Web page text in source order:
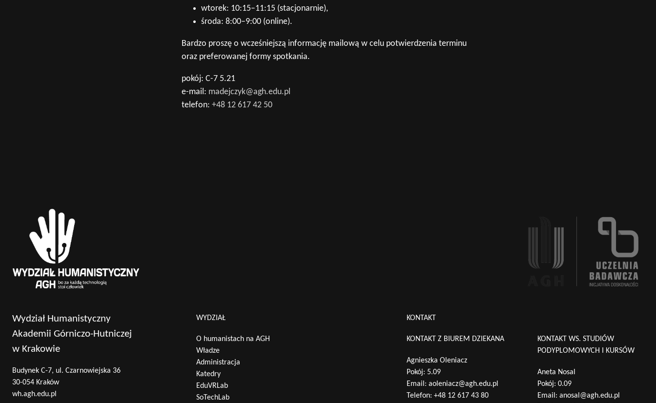
wtorek: 10:15–11:15 (stacjonarnie),
środa: 8:00–9:00 (online).
Bardzo proszę o wcześniejszą informację mailową w celu potwierdzenia terminu
oraz preferowanej formy spotkania.
pokój: C-7 5.21
e-mail: madejczyk@agh.edu.pl
telefon: +48 12 617 42 50
Wydział Humanistyczny
Akademii Górniczo-Hutniczej
w Krakowie
Budynek C-7, ul. Czarnowiejska 36
30-054 Kraków
wh.agh.edu.pl
WYDZIAŁ
O humanistach na AGH
Władze
Administracja
Katedry
EduVRLab
SoTechLab
KONTAKT
KONTAKT Z BIUREM DZIEKANA
Agnieszka Oleniacz
Pokój: 5.09
Email: aoleniacz@agh.edu.pl
Telefon: +48 12 617 43 80
KONTAKT WS. STUDIÓW
PODYPLOMOWYCH I KURSÓW
Aneta Nosal
Pokój: 0.09
Email: anosal@agh.edu.pl